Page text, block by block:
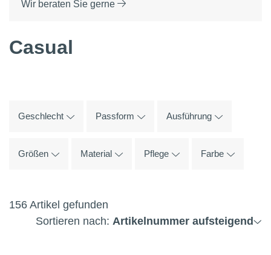
Wir beraten Sie gerne
Casual
Geschlecht Passform Ausführung
Größen Material Pflege Farbe
156 Artikel gefunden
Sortieren nach: Artikelnummer aufsteigend